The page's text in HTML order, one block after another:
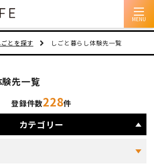
イベント情報
人に会う
しごと
住まい
ごとを探す しごと暮らし体験先一覧
先一覧
登録件数228件
カテゴリー